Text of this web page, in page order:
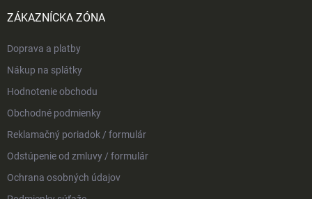
ZÁKAZNÍCKA ZÓNA
Doprava a platby
Nákup na splátky
Hodnotenie obchodu
Obchodné podmienky
Reklamačný poriadok / formulár
Odstúpenie od zmluvy / formulár
Ochrana osobných údajov